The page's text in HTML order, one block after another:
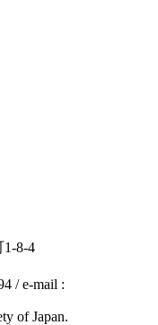
8-4
/ e-mail :
of Japan.